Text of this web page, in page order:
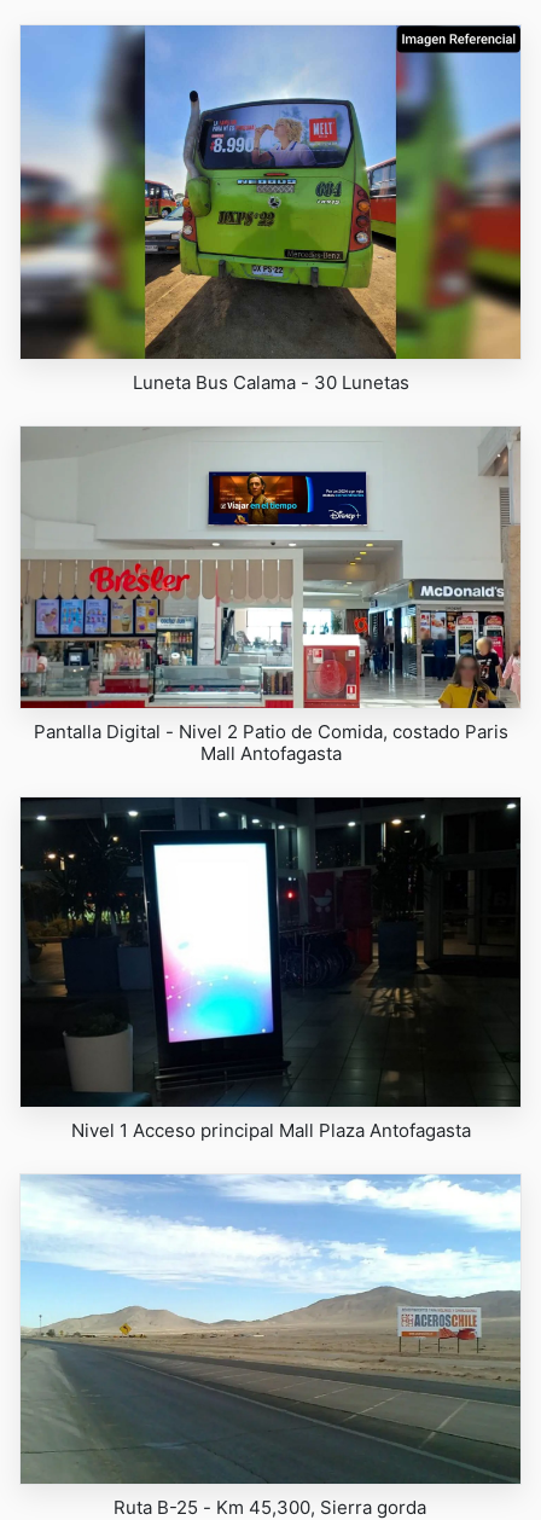
Luneta Bus Calama - 30 Lunetas
Pantalla Digital - Nivel 2 Patio de Comida, costado Paris
Mall Antofagasta
Nivel 1 Acceso principal Mall Plaza Antofagasta
Ruta B-25 - Km 45,300, Sierra gorda